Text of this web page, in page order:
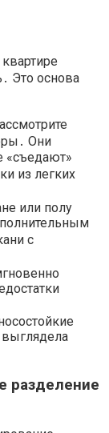
Это основа
Они
«съедают»
из легких
или полу
с
выглядела
разделение